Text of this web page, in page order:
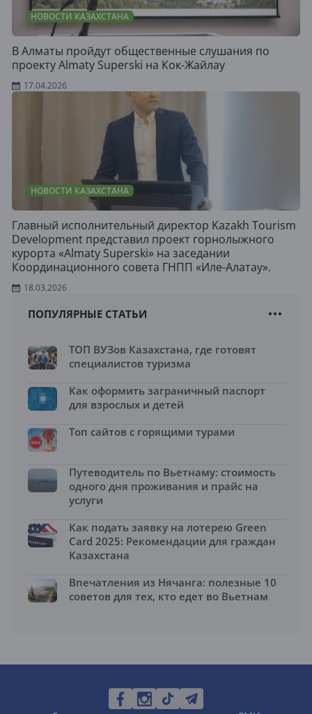
НОВОСТИ КАЗАХСТАНА
В Алматы пройдут общественные слушания по
проекту Almaty Superski на Кок-Жайлау
17.04.2026
НОВОСТИ КАЗАХСТАНА
Главный исполнительный директор Kazakh Tourism
Development представил проект горнолыжного
курорта «Almaty Superski» на заседании
Координационного совета ГНПП «Иле-Алатау».
18.03.2026
ПОПУЛЯРНЫЕ СТАТЬИ
ТОП ВУЗов Казахстана, где готовят
специалистов туризма
Как оформить заграничный паспорт
для взрослых и детей
Топ сайтов с горящими турами
Путеводитель по Вьетнаму: стоимость
одного дня проживания и прайс на
услуги
Как подать заявку на лотерею Green
Card 2025: Рекомендации для граждан
Казахстана
Впечатления из Нячанга: полезные 10
советов для тех, кто едет во Вьетнам